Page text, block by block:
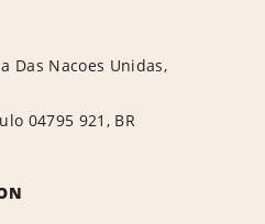
Das Nacoes Unidas,
04795 921, BR